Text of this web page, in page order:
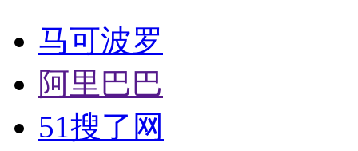
马可波罗
阿里巴巴
51搜了网